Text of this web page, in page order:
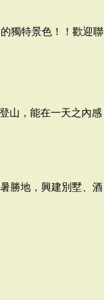
獨特景色！！歡迎聯
山，能在一天之內感
勝地，興建別墅、酒